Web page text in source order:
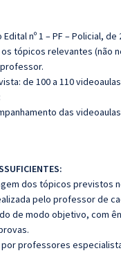
nº 1 – PF – Policial, de
tópicos relevantes (não
de 100 a 110
das
dos tópicos previstos
pelo professor de
de modo objetivo, com
por professores